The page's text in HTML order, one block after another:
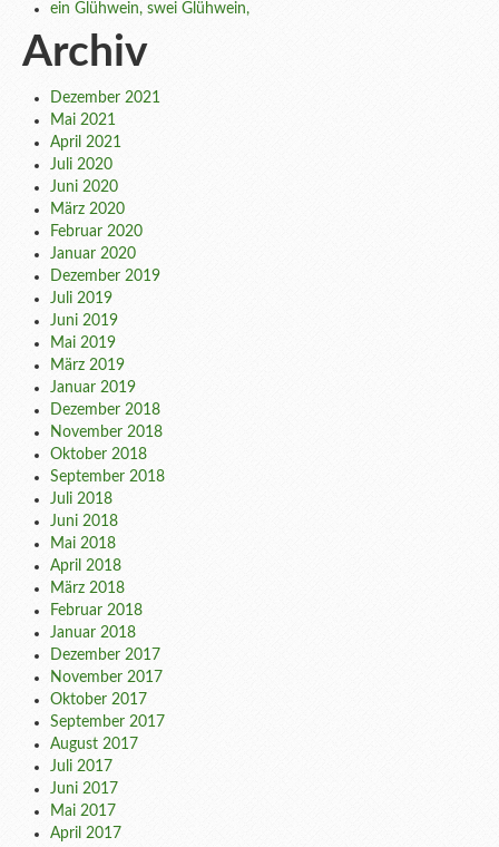
ein Glühwein, swei Glühwein,
Archiv
Dezember 2021
Mai 2021
April 2021
Juli 2020
Juni 2020
März 2020
Februar 2020
Januar 2020
Dezember 2019
Juli 2019
Juni 2019
Mai 2019
März 2019
Januar 2019
Dezember 2018
November 2018
Oktober 2018
September 2018
Juli 2018
Juni 2018
Mai 2018
April 2018
März 2018
Februar 2018
Januar 2018
Dezember 2017
November 2017
Oktober 2017
September 2017
August 2017
Juli 2017
Juni 2017
Mai 2017
April 2017